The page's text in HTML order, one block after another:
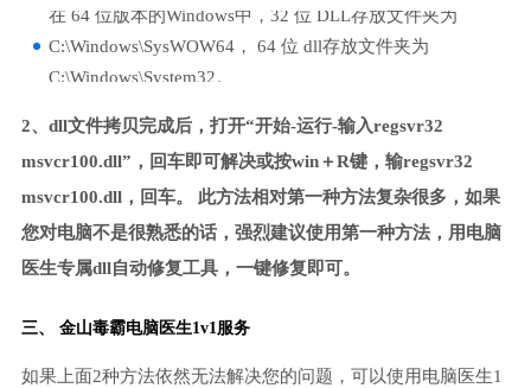
在 64 位版本的Windows中，32 位 DLL存放文件夹为
C:\Windows\SysWOW64， 64 位 dll存放文件夹为
C:\Windows\System32。
2、dll文件拷贝完成后，打开“开始-运行-输入regsvr32
msvcr100.dll”，回车即可解决或按win＋R键，输regsvr32
msvcr100.dll，回车。 此方法相对第一种方法复杂很多，如果
您对电脑不是很熟悉的话，强烈建议使用第一种方法，用电脑
医生专属dll自动修复工具，一键修复即可。
三、 金山毒霸电脑医生1v1服务
如果上面2种方法依然无法解决您的问题，可以使用电脑医生1